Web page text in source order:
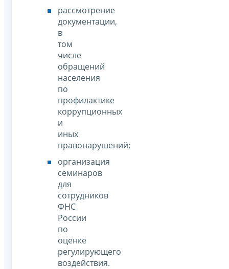
рассмотрение
документации,
в
том
числе
обращений
населения
по
профилактике
коррупционных
и
иных
правонарушений;
организация
семинаров
для
сотрудников
ФНС
России
по
оценке
регулирующего
воздействия.